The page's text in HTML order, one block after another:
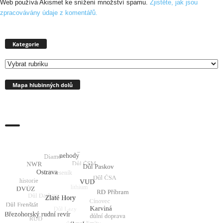
Web používá Akismet ke snížení množství spamu. Zjistěte, jak jsou
zpracovávány údaje z komentářů.
Kategorie
Kategorie
Mapa hlubinných dolů